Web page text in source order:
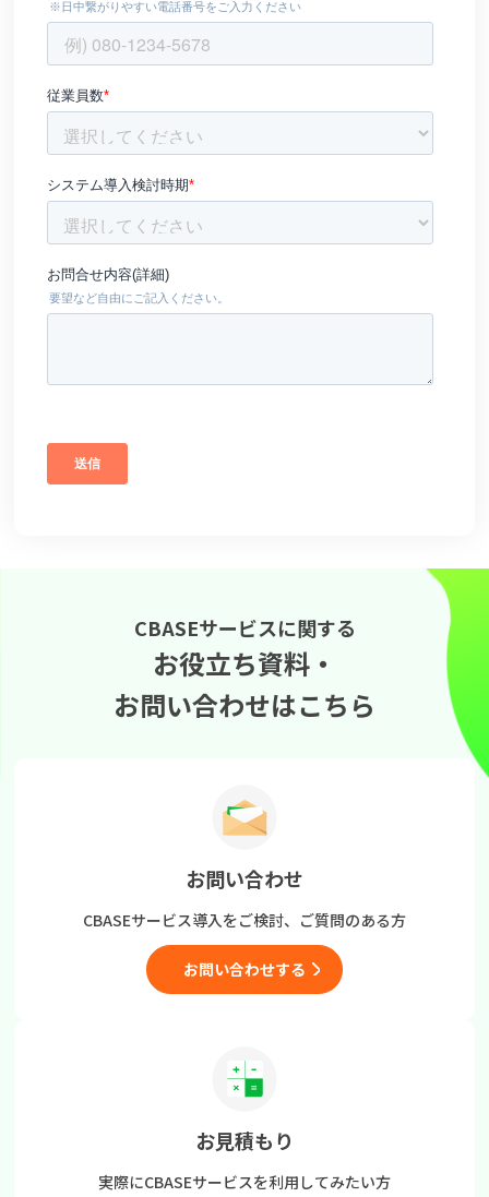
CBASEサービスに関する
お役立ち資料・
お問い合わせはこちら
お問い合わせ
CBASEサービス導入をご検討、 ご質問のある方
お問い合わせする
お見積もり
実際にCBASEサービスを利用してみたい方